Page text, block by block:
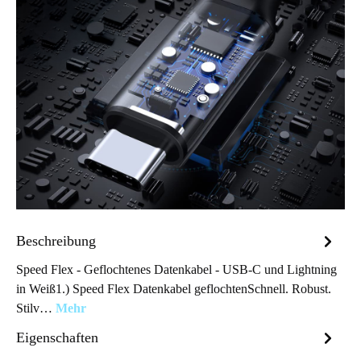
Beschreibung
Speed Flex - Geflochtenes Datenkabel - USB-C und Lightning
in Weiß1.) Speed Flex Datenkabel geflochtenSchnell. Robust.
Stilv… Mehr
Eigenschaften